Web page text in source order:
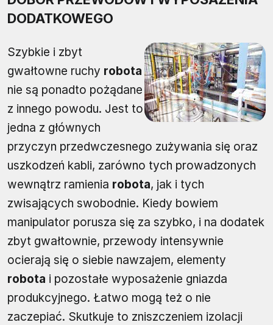
DODATKOWEGO
Szybkie i zbyt
gwałtowne ruchy robota
nie są ponadto pożądane
z innego powodu. Jest to
jedna z głównych
przyczyn przedwczesnego zużywania się oraz
uszkodzeń kabli, zarówno tych prowadzonych
wewnątrz ramienia robota, jak i tych
zwisających swobodnie. Kiedy bowiem
manipulator porusza się za szybko, i na dodatek
zbyt gwałtownie, przewody intensywnie
ocierają się o siebie nawzajem, elementy
robota i pozostałe wyposażenie gniazda
produkcyjnego. Łatwo mogą też o nie
zaczepiać. Skutkuje to zniszczeniem izolacji